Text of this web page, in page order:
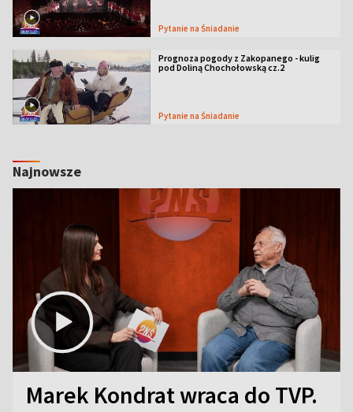
Pytanie na Śniadanie
Prognoza pogody z Zakopanego - kulig
pod Doliną Chochołowską cz.2
Pytanie na Śniadanie
Najnowsze
Marek Kondrat wraca do TVP.